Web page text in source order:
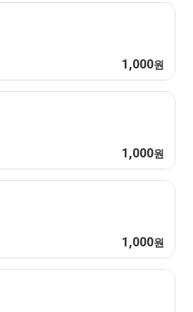
1,000원
1,000원
1,000원